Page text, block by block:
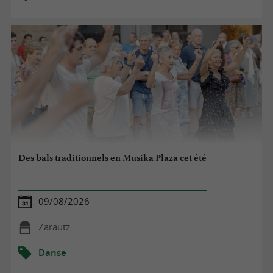
Des bals traditionnels en Musika Plaza cet été
09/08/2026
Zarautz
Danse